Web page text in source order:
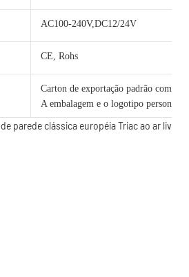
AC100-240V,DC12/24V
CE, Rohs
Carton de exportação padrão com
A embalagem e o logotipo